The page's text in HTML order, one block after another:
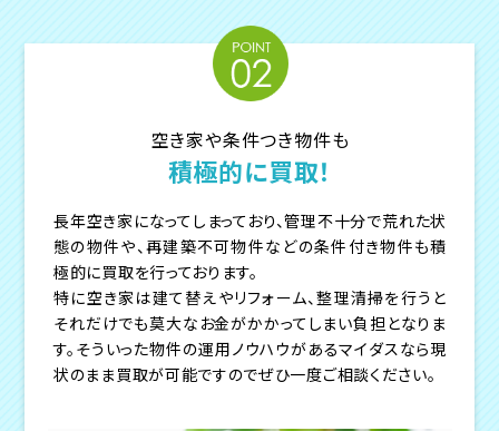
空き家や条件つき物件も
積極的に買取！
長年空き家になってしまっており、管理不十分で荒れた状
態の物件や、再建築不可物件などの条件付き物件も積
極的に買取を行っております。
特に空き家は建て替えやリフォーム、整理清掃を行うと
それだけでも莫大なお金がかかってしまい負担となりま
す。そういった物件の運用ノウハウがあるマイダスなら現
状のまま買取が可能ですのでぜひ一度ご相談ください。